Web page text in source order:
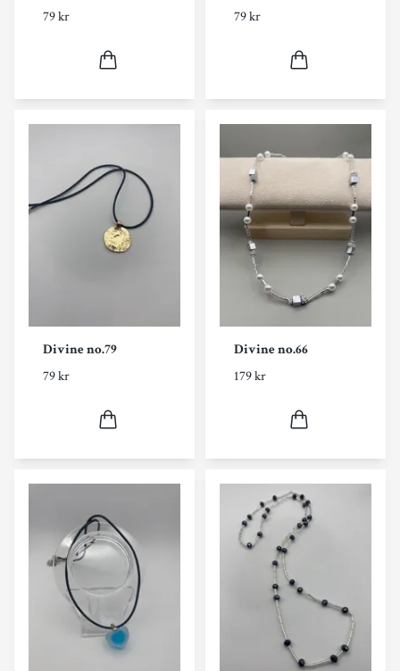
79 kr
79 kr
Divine no.79
79 kr
Divine no.66
179 kr